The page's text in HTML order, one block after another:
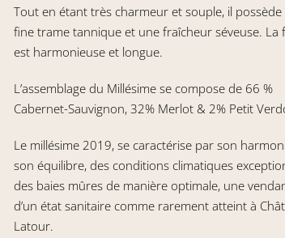
Tout en étant très charmeur et souple, il
fine trame tannique et une fraîcheur séveuse. La
est harmonieuse et longue.
L’assemblage du Millésime se compose de 66 %
Cabernet-Sauvignon, 32% Merlot & 2% Petit
Le millésime 2019, se caractérise par son
son équilibre, des conditions climatiques
des baies mûres de manière optimale, une
d’un état sanitaire comme rarement atteint à
Latour.